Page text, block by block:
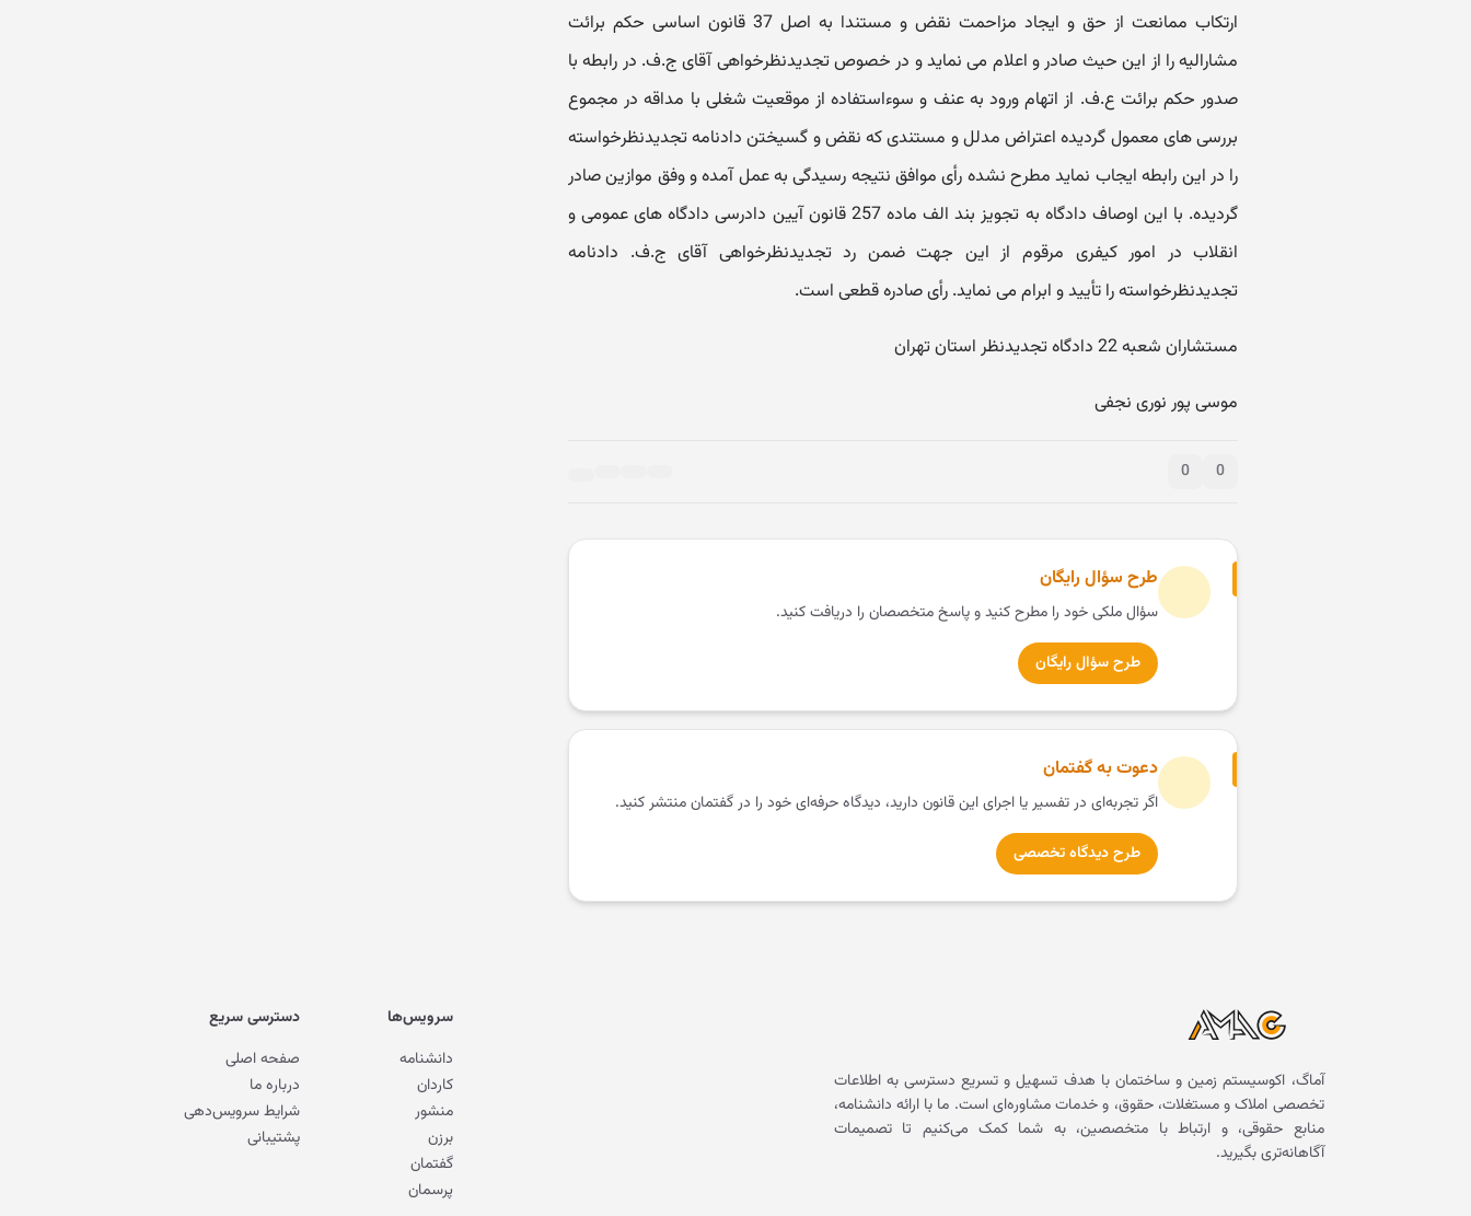
ارتکاب ممانعت از حق و ایجاد مزاحمت نقض و مستندا به اصل 37 قانون اساسی حکم برائت
مشارالیه را از این حیث صادر و اعلام می نماید و در خصوص تجدیدنظرخواهی آقای ج.ف. در رابطه با
صدور حکم برائت ع.ف. از اتهام ورود به عنف و سوءاستفاده از موقعیت شغلی با مداقه در مجموع
بررسی های معمول گردیده اعتراض مدلل و مستندی که نقض و گسیختن دادنامه تجدیدنظرخواسته
را در این رابطه ایجاب نماید مطرح نشده رأی موافق نتیجه رسیدگی به عمل آمده و وفق موازین صادر
گردیده. با این اوصاف دادگاه به تجویز بند الف ماده 257 قانون آیین دادرسی دادگاه های عمومی و
انقلاب در امور کیفری مرقوم از این جهت ضمن رد تجدیدنظرخواهی آقای ج.ف. دادنامه
تجدیدنظرخواسته را تأیید و ابرام می نماید. رأی صادره قطعی است.
مستشاران شعبه 22 دادگاه تجدیدنظر استان تهران
موسی پور نوری نجفی
0
0
طرح سؤال رایگان
سؤال ملکی خود را مطرح کنید و پاسخ متخصصان را دریافت کنید.
طرح سؤال رایگان
دعوت به گفتمان
اگر تجربه‌ای در تفسیر یا اجرای این قانون دارید، دیدگاه حرفه‌ای خود را در گفتمان منتشر کنید.
طرح دیدگاه تخصصی
آماگ، اکوسیستم زمین و ساختمان با هدف تسهیل و تسریع دسترسی به اطلاعات
تخصصی املاک و مستغلات، حقوق، و خدمات مشاوره‌ای است. ما با ارائه دانشنامه،
منابع حقوقی، و ارتباط با متخصصین، به شما کمک می‌کنیم تا تصمیمات
آگاهانه‌تری بگیرید.
سرویس‌ها
دانشنامه
کاردان
منشور
برزن
گفتمان
پرسمان
دسترسی سریع
صفحه اصلی
درباره ما
شرایط سرویس‌دهی
پشتیبانی